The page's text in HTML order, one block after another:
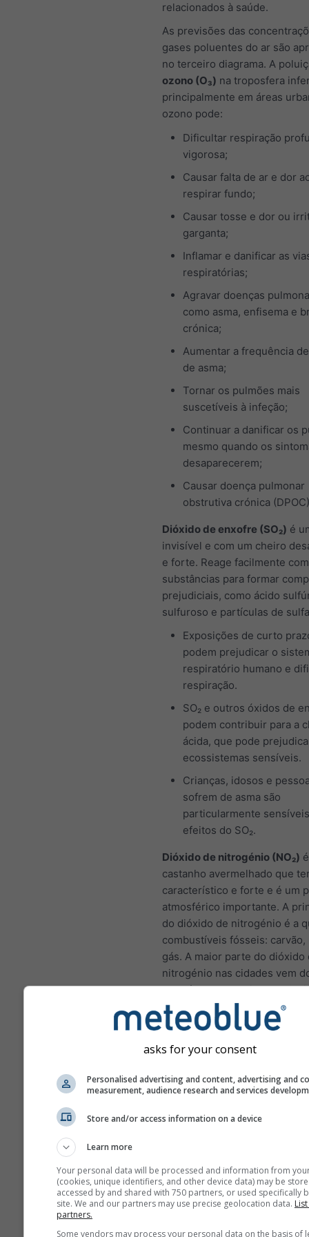
relacionados à saúde.
As previsões das
gases poluentes do ar são
no terceiro diagrama. A
ozono (O₃) na troposfera
principalmente em áreas
ozono pode:
Dificultar respiração
vigorosa;
Causar falta de ar e dor
respirar fundo;
Causar tosse e dor ou
garganta;
Inflamar e danificar as
respiratórias;
Agravar doenças
como asma, enfisema e
crónica;
Aumentar a frequência
de asma;
Tornar os pulmões mais
suscetíveis à infeção;
Continuar a danificar os
mesmo quando os
desaparecerem;
Causar doença pulmonar
obstrutiva crónica (DPOC)
Dióxido de enxofre (SO₂) é
invisível e com um cheiro
e forte. Reage facilmente
substâncias para formar
prejudiciais, como ácido
sulfuroso e partículas de
Exposições de curto
podem prejudicar o
respiratório humano e
respiração.
SO₂ e outros óxidos de
podem contribuir para a
ácida, que pode
ecossistemas sensíveis.
Crianças, idosos e
sofrem de asma são
particularmente
efeitos do SO₂.
Dióxido de nitrogénio (NO₂)
castanho avermelhado que
característico e forte e é um
atmosférico importante. A
do dióxido de nitrogénio é a
combustíveis fósseis:
gás. A maior parte do dióxido
nitrogénio nas cidades vem
de veículos motorizados. O
nitrogénio é um importante
atmosférico porque contribui
impactos significativos na
humana.
NO₂ inflama o
pulmões e pode reduzir a
tosse, resfriados, gripe e
bronquite
Para a Europa, o meteograma
poluição do ar tem um
asks for your consent
Personalised advertising and content, advertising and
measurement, audience research and services
Store and/or access information on a device
Learn more
Your personal data will be processed and information from
(cookies, unique identifiers, and other device data) may be
accessed by and shared with 750 partners, or used specifically
site. We and our partners may use precise geolocation data.
partners.
Some vendors may process your personal data on the basis of